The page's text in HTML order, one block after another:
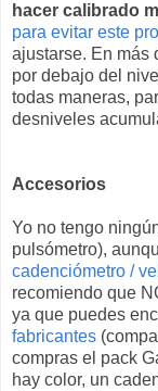
hacer calibrado
para evitar este
ajustarse. En más
por debajo del
todas maneras,
desniveles
Accesorios
Yo no tengo
pulsómetro),
cadenciómetro /
recomiendo que
ya que puedes
fabricantes
compras el pack
hay color, un